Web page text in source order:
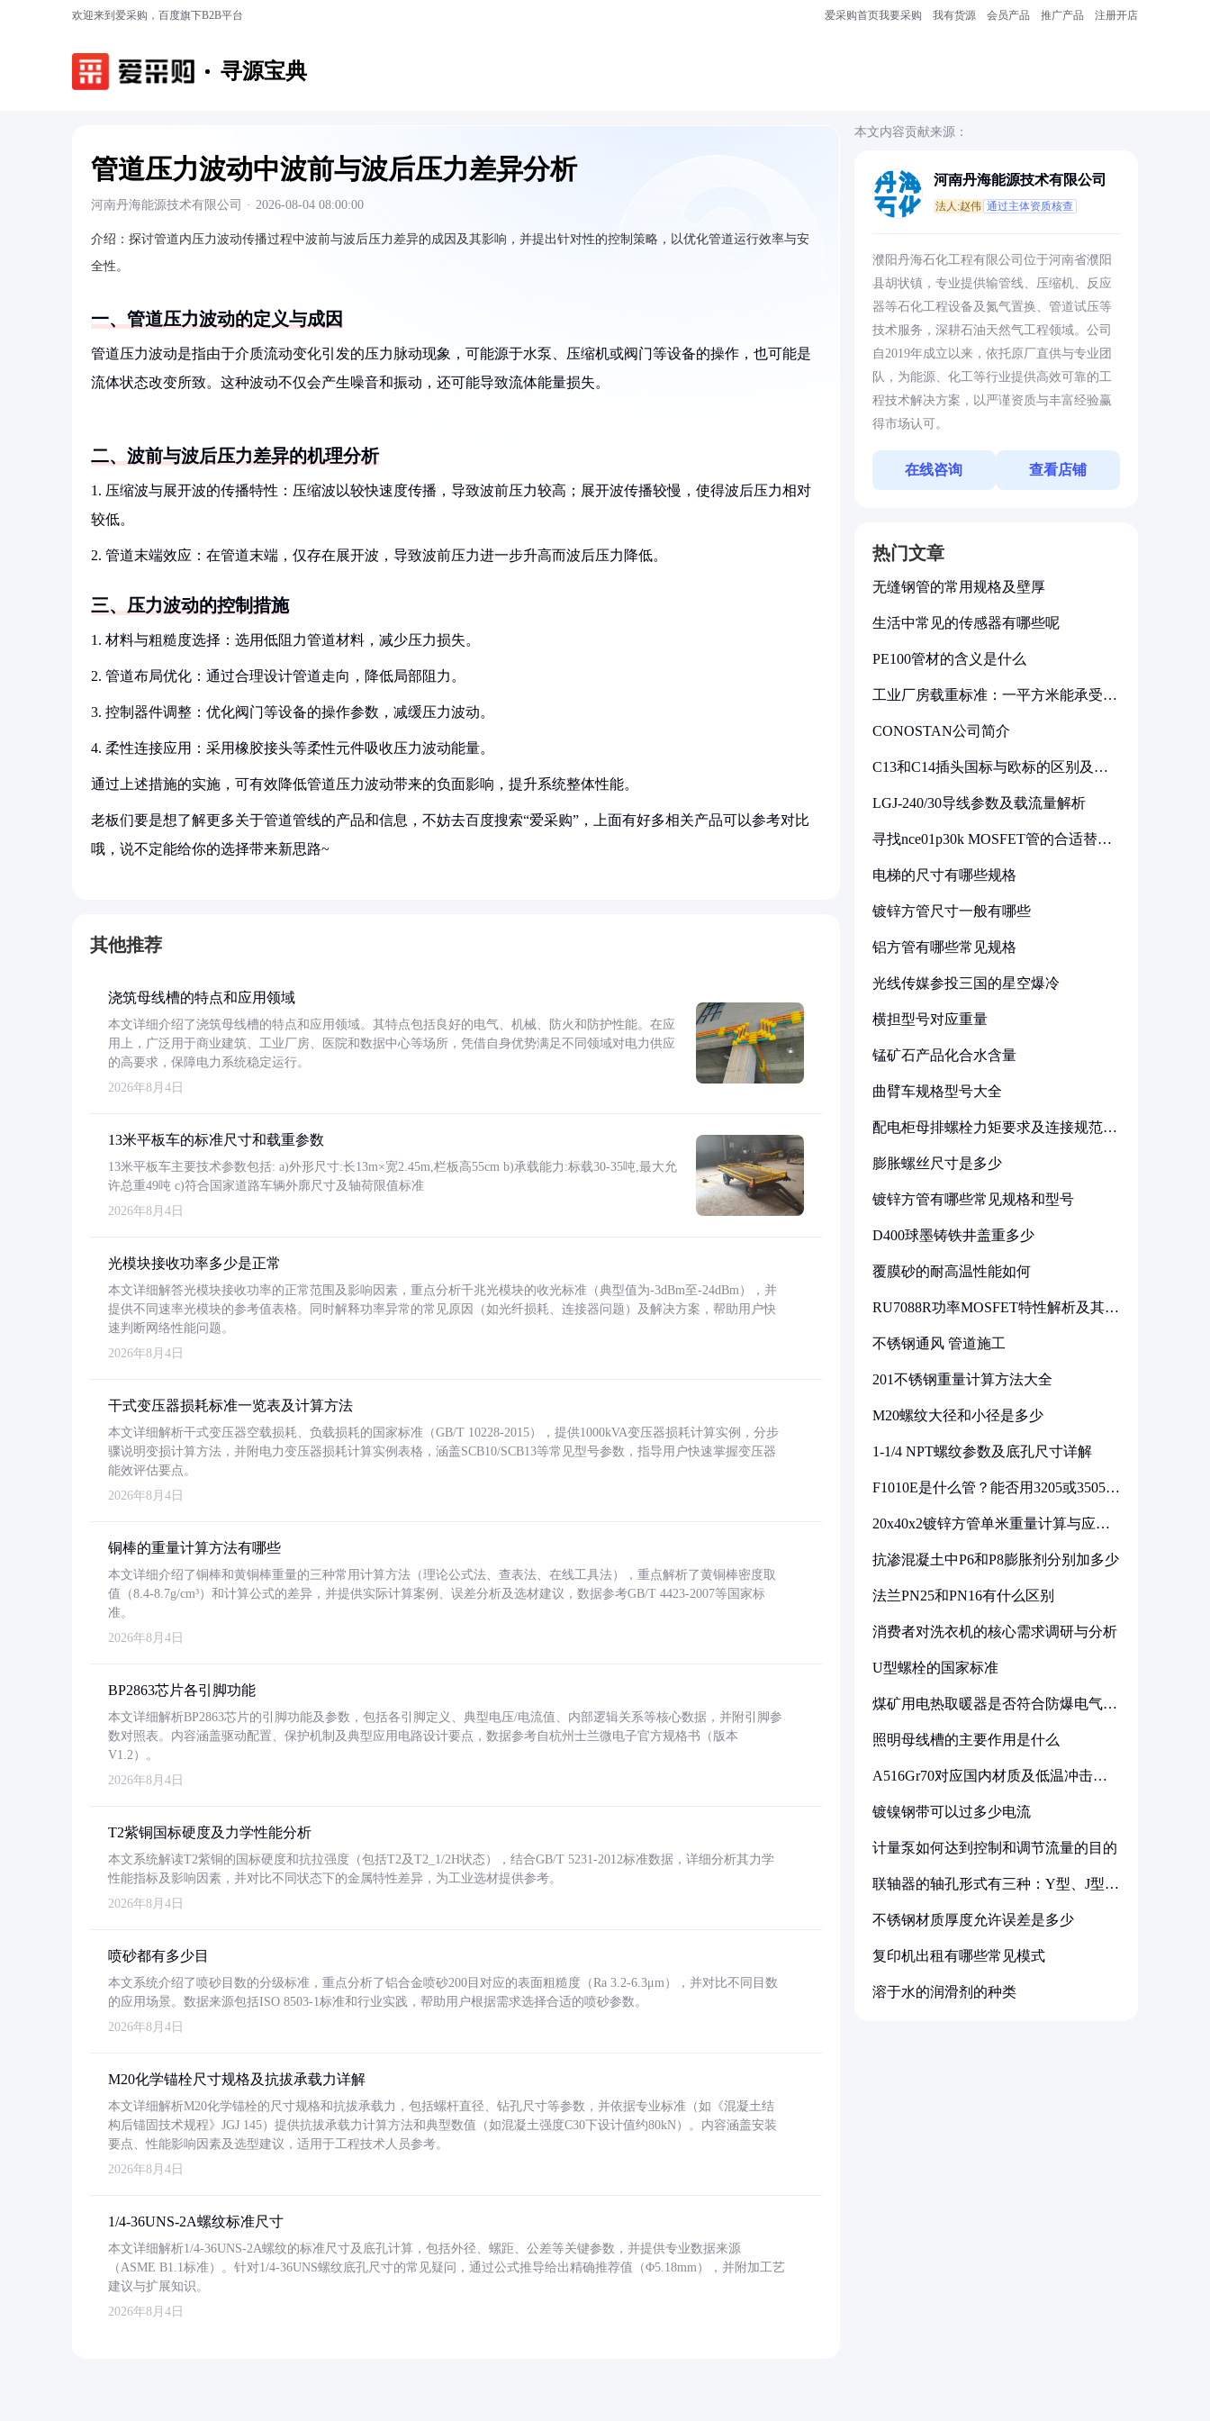
欢迎来到爱采购，百度旗下B2B平台 爱采购首页我要采购 我有货源 会员产品 推广产品 注册开店
寻源宝典
管道压力波动中波前与波后压力差异分析
河南丹海能源技术有限公司 · 2026-08-04 08:00:00
介绍： 探讨管道内压力波动传播过程中波前与波后压力差异的成因及其影响，并提出针对性的控制策略，以优化管道运行效率与安
全性。
一、管道压力波动的定义与成因
管道压力波动是指由于介质流动变化引发的压力脉动现象，可能源于水泵、压缩机或阀门等设备的操作，也可能是
流体状态改变所致。这种波动不仅会产生噪音和振动，还可能导致流体能量损失。
二、波前与波后压力差异的机理分析
1. 压缩波与展开波的传播特性：压缩波以较快速度传播，导致波前压力较高；展开波传播较慢，使得波后压力相对
较低。
2. 管道末端效应：在管道末端，仅存在展开波，导致波前压力进一步升高而波后压力降低。
三、压力波动的控制措施
1. 材料与粗糙度选择：选用低阻力管道材料，减少压力损失。
2. 管道布局优化：通过合理设计管道走向，降低局部阻力。
3. 控制器件调整：优化阀门等设备的操作参数，减缓压力波动。
4. 柔性连接应用：采用橡胶接头等柔性元件吸收压力波动能量。
通过上述措施的实施，可有效降低管道压力波动带来的负面影响，提升系统整体性能。
老板们要是想了解更多关于管道管线的产品和信息，不妨去百度搜索“爱采购”，上面有好多相关产品可以参考对比
哦，说不定能给你的选择带来新思路~
其他推荐
浇筑母线槽的特点和应用领域
本文详细介绍了浇筑母线槽的特点和应用领域。其特点包括良好的电气、机械、防火和防护性能。在应
用上，广泛用于商业建筑、工业厂房、医院和数据中心等场所，凭借自身优势满足不同领域对电力供应
的高要求，保障电力系统稳定运行。
2026年8月4日
13米平板车的标准尺寸和载重参数
13米平板车主要技术参数包括: a)外形尺寸:长13m×宽2.45m,栏板高55cm b)承载能力:标载30-35吨,最大允
许总重49吨 c)符合国家道路车辆外廓尺寸及轴荷限值标准
2026年8月4日
光模块接收功率多少是正常
本文详细解答光模块接收功率的正常范围及影响因素，重点分析千兆光模块的收光标准（典型值为-3dBm至-24dBm），并
提供不同速率光模块的参考值表格。同时解释功率异常的常见原因（如光纤损耗、连接器问题）及解决方案，帮助用户快
速判断网络性能问题。
2026年8月4日
干式变压器损耗标准一览表及计算方法
本文详细解析干式变压器空载损耗、负载损耗的国家标准（GB/T 10228-2015），提供1000kVA变压器损耗计算实例，分步
骤说明变损计算方法，并附电力变压器损耗计算实例表格，涵盖SCB10/SCB13等常见型号参数，指导用户快速掌握变压器
能效评估要点。
2026年8月4日
铜棒的重量计算方法有哪些
本文详细介绍了铜棒和黄铜棒重量的三种常用计算方法（理论公式法、查表法、在线工具法），重点解析了黄铜棒密度取
值（8.4-8.7g/cm³）和计算公式的差异，并提供实际计算案例、误差分析及选材建议，数据参考GB/T 4423-2007等国家标
准。
2026年8月4日
BP2863芯片各引脚功能
本文详细解析BP2863芯片的引脚功能及参数，包括各引脚定义、典型电压/电流值、内部逻辑关系等核心数据，并附引脚参
数对照表。内容涵盖驱动配置、保护机制及典型应用电路设计要点，数据参考自杭州士兰微电子官方规格书（版本
V1.2）。
2026年8月4日
T2紫铜国标硬度及力学性能分析
本文系统解读T2紫铜的国标硬度和抗拉强度（包括T2及T2_1/2H状态），结合GB/T 5231-2012标准数据，详细分析其力学
性能指标及影响因素，并对比不同状态下的金属特性差异，为工业选材提供参考。
2026年8月4日
喷砂都有多少目
本文系统介绍了喷砂目数的分级标准，重点分析了铝合金喷砂200目对应的表面粗糙度（Ra 3.2-6.3μm），并对比不同目数
的应用场景。数据来源包括ISO 8503-1标准和行业实践，帮助用户根据需求选择合适的喷砂参数。
2026年8月4日
M20化学锚栓尺寸规格及抗拔承载力详解
本文详细解析M20化学锚栓的尺寸规格和抗拔承载力，包括螺杆直径、钻孔尺寸等参数，并依据专业标准（如《混凝土结
构后锚固技术规程》JGJ 145）提供抗拔承载力计算方法和典型数值（如混凝土强度C30下设计值约80kN）。内容涵盖安装
要点、性能影响因素及选型建议，适用于工程技术人员参考。
2026年8月4日
1/4-36UNS-2A螺纹标准尺寸
本文详细解析1/4-36UNS-2A螺纹的标准尺寸及底孔计算，包括外径、螺距、公差等关键参数，并提供专业数据来源
（ASME B1.1标准）。针对1/4-36UNS螺纹底孔尺寸的常见疑问，通过公式推导给出精确推荐值（Φ5.18mm），并附加工艺
建议与扩展知识。
2026年8月4日
本文内容贡献来源：
河南丹海能源技术有限公司
法人:赵伟 通过主体资质核查
濮阳丹海石化工程有限公司位于河南省濮阳
县胡状镇，专业提供输管线、压缩机、反应
器等石化工程设备及氮气置换、管道试压等
技术服务，深耕石油天然气工程领域。公司
自2019年成立以来，依托原厂直供与专业团
队，为能源、化工等行业提供高效可靠的工
程技术解决方案，以严谨资质与丰富经验赢
得市场认可。
在线咨询 查看店铺
热门文章
无缝钢管的常用规格及壁厚
生活中常见的传感器有哪些呢
PE100管材的含义是什么
工业厂房载重标准：一平方米能承受多
CONOSTAN公司简介
C13和C14插头国标与欧标的区别及其
LGJ-240/30导线参数及载流量解析
寻找nce01p30k MOSFET管的合适替代
电梯的尺寸有哪些规格
镀锌方管尺寸一般有哪些
铝方管有哪些常见规格
光线传媒参投三国的星空爆冷
横担型号对应重量
锰矿石产品化合水含量
曲臂车规格型号大全
配电柜母排螺栓力矩要求及连接规范详
膨胀螺丝尺寸是多少
镀锌方管有哪些常见规格和型号
D400球墨铸铁井盖重多少
覆膜砂的耐高温性能如何
RU7088R功率MOSFET特性解析及其在
不锈钢通风 管道施工
201不锈钢重量计算方法大全
M20螺纹大径和小径是多少
1-1/4 NPT螺纹参数及底孔尺寸详解
F1010E是什么管？能否用3205或3505代
20x40x2镀锌方管单米重量计算与应用
抗渗混凝土中P6和P8膨胀剂分别加多少
法兰PN25和PN16有什么区别
消费者对洗衣机的核心需求调研与分析
U型螺栓的国家标准
煤矿用电热取暖器是否符合防爆电气设
照明母线槽的主要作用是什么
A516Gr70对应国内材质及低温冲击要
镀镍钢带可以过多少电流
计量泵如何达到控制和调节流量的目的
联轴器的轴孔形式有三种：Y型、J型、
不锈钢材质厚度允许误差是多少
复印机出租有哪些常见模式
溶于水的润滑剂的种类